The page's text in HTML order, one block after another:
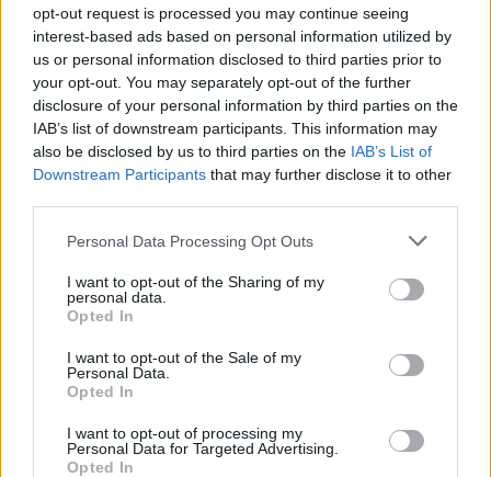
opt-out request is processed you may continue seeing
interest-based ads based on personal information utilized by
us or personal information disclosed to third parties prior to
your opt-out. You may separately opt-out of the further
disclosure of your personal information by third parties on the
IAB’s list of downstream participants. This information may
also be disclosed by us to third parties on the IAB’s List of
Downstream Participants that may further disclose it to other
Personal Data Processing Opt Outs
I want to opt-out of the Sharing of my
personal data.
Opted In
I want to opt-out of the Sale of my
Personal Data.
Opted In
I want to opt-out of processing my
Personal Data for Targeted Advertising.
Opted In
A Leapmotor átlépte a 100 ezres
álomhatárt, és lekörözte a Changant
2026-08-05
A Volkswagen bedobta azt a lapot Kínában,
amivel a helyi EV-gyártókat...
Az Audi letarolta saját rekordjait — készül
minden idők leghatékonyabb villanyautója
2026-08-04
4000 állomás, 108 másodperc: itt a Nio új
csererekordja
A kínaiak leállítják, amit két éve minden EV-